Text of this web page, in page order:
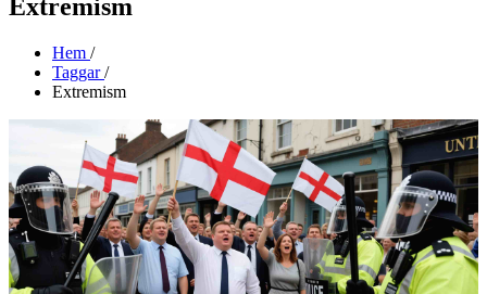
Extremism
Hem /
Taggar/
Extremism